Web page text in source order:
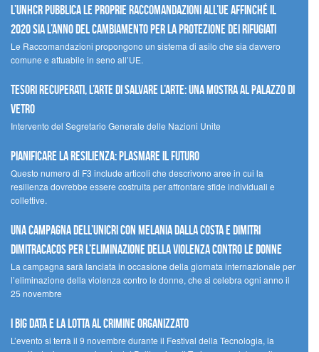
L’UNHCR pubblica le proprie raccomandazioni all’UE affinché il
2020 sia l’anno del cambiamento per la protezione dei rifugiati
Le Raccomandazioni propongono un sistema di asilo che sia davvero
comune e attuabile in seno all’UE.
Tesori recuperati, l’arte di salvare l’arte: una mostra al Palazzo di
Vetro
Intervento del Segretario Generale delle Nazioni Unite
Pianificare la resilienza: plasmare il futuro
Questo numero di F3 include articoli che descrivono aree in cui la
resilienza dovrebbe essere costruita per affrontare sfide individuali e
collettive.
Una campagna dell’UNICRI con Melania Dalla Costa e Dimitri
Dimitracacos per l’eliminazione della violenza contro le donne
La campagna sarà lanciata in occasione della giornata internazionale per
l’eliminazione della violenza contro le donne, che si celebra ogni anno il
25 novembre
I Big Data e la lotta al crimine organizzato
L’evento si terrà il 9 novembre durante il Festival della Tecnologia, la